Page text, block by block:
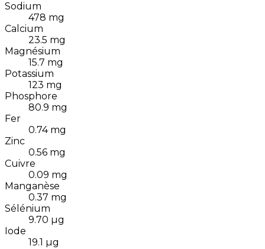
Sodium
478 mg
Calcium
23.5 mg
Magnésium
15.7 mg
Potassium
123 mg
Phosphore
80.9 mg
Fer
0.74 mg
Zinc
0.56 mg
Cuivre
0.09 mg
Manganèse
0.37 mg
Sélénium
9.70 µg
Iode
19.1 µg